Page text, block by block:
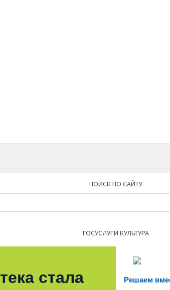
ПОИСК ПО САЙТУ
ГОСУСЛУГИ КУЛЬТУРА
Решаем
стала